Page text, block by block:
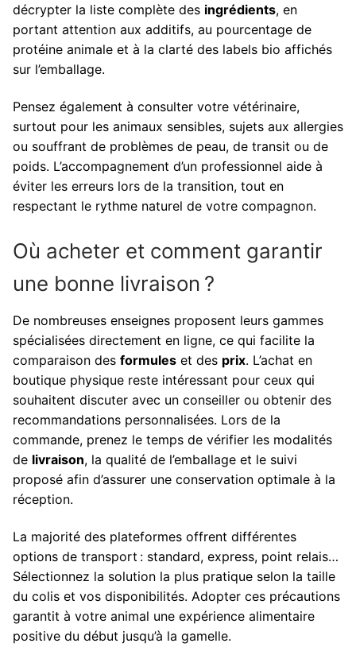
décrypter la liste complète des ingrédients, en
portant attention aux additifs, au pourcentage de
protéine animale et à la clarté des labels bio affichés
sur l’emballage.
Pensez également à consulter votre vétérinaire,
surtout pour les animaux sensibles, sujets aux allergies
ou souffrant de problèmes de peau, de transit ou de
poids. L’accompagnement d’un professionnel aide à
éviter les erreurs lors de la transition, tout en
respectant le rythme naturel de votre compagnon.
Où acheter et comment garantir
une bonne livraison ?
De nombreuses enseignes proposent leurs gammes
spécialisées directement en ligne, ce qui facilite la
comparaison des formules et des prix. L’achat en
boutique physique reste intéressant pour ceux qui
souhaitent discuter avec un conseiller ou obtenir des
recommandations personnalisées. Lors de la
commande, prenez le temps de vérifier les modalités
de livraison, la qualité de l’emballage et le suivi
proposé afin d’assurer une conservation optimale à la
réception.
La majorité des plateformes offrent différentes
options de transport : standard, express, point relais…
Sélectionnez la solution la plus pratique selon la taille
du colis et vos disponibilités. Adopter ces précautions
garantit à votre animal une expérience alimentaire
positive du début jusqu’à la gamelle.